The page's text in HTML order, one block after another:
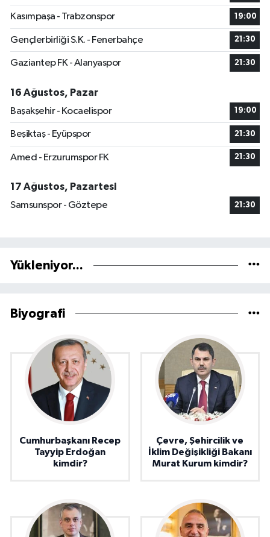
Kasımpaşa - Trabzonspor 19:00
Gençlerbirliği S.K. - Fenerbahçe 21:30
Gaziantep FK - Alanyaspor 21:30
16 Ağustos, Pazar
Başakşehir - Kocaelispor
19:00
Beşiktaş - Eyüpspor 21:30
Amed - Erzurumspor FK 21:30
17 Ağustos, Pazartesi
Samsunspor - Göztepe
21:30
Yükleniyor...
Biyografi
Cumhurbaşkanı Recep
Tayyip Erdoğan
kimdir?
Çevre, Şehircilik ve
İklim Değişikliği Bakanı
Murat Kurum kimdir?